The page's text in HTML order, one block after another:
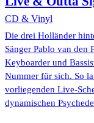
CD & Vinyl
Die drei Holländer
Sänger Pablo van den
Keyboarder und
Nummer für sich. So
vorliegenden Live-
dynamischen